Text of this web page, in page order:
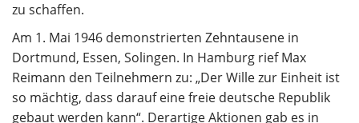
zu schaffen.
Am 1. Mai 1946 demonstrierten Zehntausene in
Dortmund, Essen, Solingen. In Hamburg rief Max
Reimann den Teilnehmern zu: „Der Wille zur Einheit ist
so mächtig, dass darauf eine freie deutsche Republik
gebaut werden kann“. Derartige Aktionen gab es in